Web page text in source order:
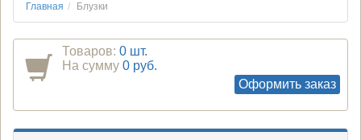
Главная Блузки
Товаров: 0 шт.
На сумму 0 руб.
Оформить заказ